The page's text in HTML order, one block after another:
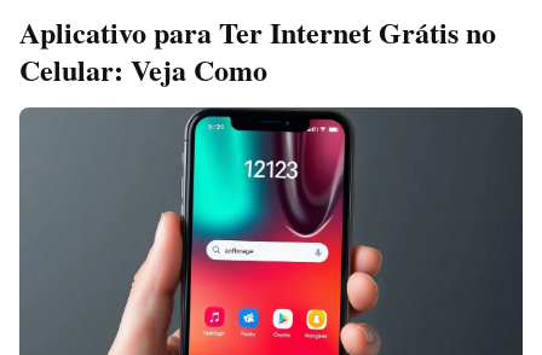
Aplicativo para Ter Internet Grátis no
Celular: Veja Como